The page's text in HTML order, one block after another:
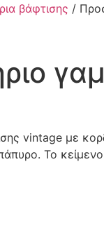
βάφτισης /
vintage με
Το